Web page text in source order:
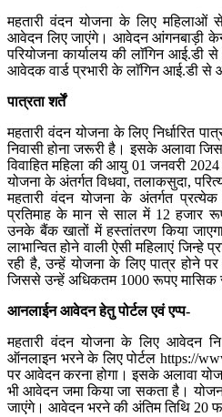
महतारी वंदन योजना के लिए
आवेदन लिए जाएंगे। आवेदन आंगनबाड़ी
परियोजना कार्यालय की लाॅगिन
आवेदक वार्ड प्रभारी के लाॅगिन आई.डी
पात्रता शर्तें
महतारी वंदन योजना के लिए निर्धारित
निवासी होना जरूरी है। इसके अलावा
विवाहित महिला की आयु 01 जनवरी
योजना के अंतर्गत विधवा, तलाकसुदा,
महतारी वंदन योजना के अंतर्गत
प्रतिमाह के मान से साल में 12 हजार
उनके बैंक खातों में हस्तांतरण किया
लाभान्वित होने वाली ऐसी महिलाएं जिन्हे
रही है, उन्हें योजना के लिए पात्र होने
जिससे उन्हें अधिकतम 1000 रूपए मासिक
आनलाईन आवेदन हेतु पोर्टल एवं एप्प-
महतारी वंदन योजना के लिए आवेदन
ऑनलाइन भरने के लिए पोर्टल https://
पर आवेदन करना होगा। इसके अलावा
भी आवेदन जमा किया जा सकता है।
जाएंगे। आवेदन भरने की अंतिम तिथि 20